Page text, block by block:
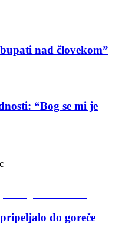
nad človekom”
“Bog se mi je
do goreče